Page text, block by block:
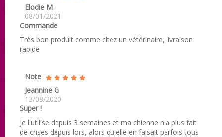
Elodie M
08/01/2021
Commande
Très bon produit comme chez un vétérinaire, livraison
rapide
Note
Jeannine G
13/08/2020
Super !
Je l'utilise depuis 3 semaines et ma chienne n'a plus fait
de crises depuis lors, alors qu'elle en faisait parfois tous